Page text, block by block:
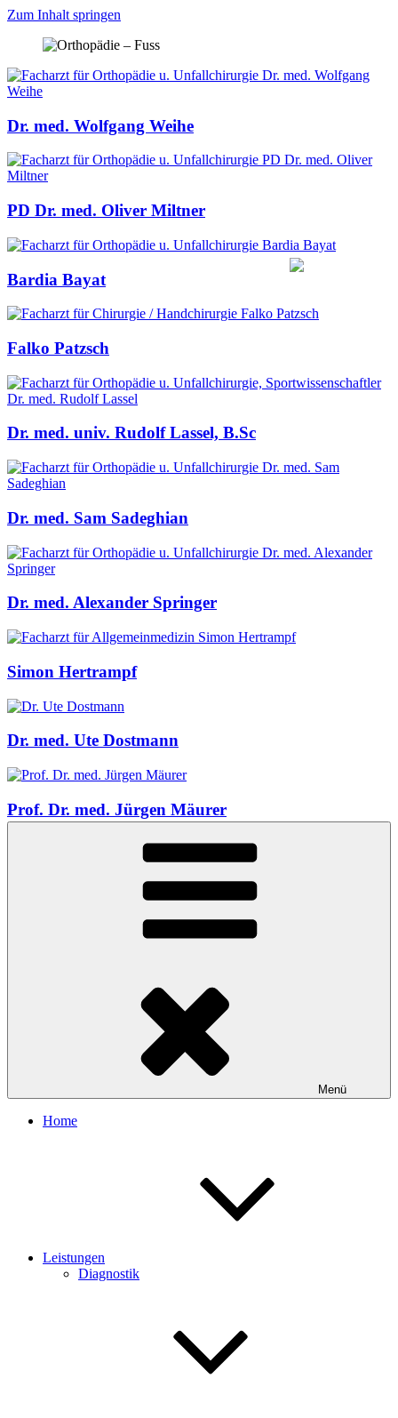
Zum Inhalt springen
Dr. med. Wolfgang Weihe
PD Dr. med. Oliver Miltner
Bardia Bayat
Falko Patzsch
Dr. med. univ. Rudolf Lassel, B.Sc
Dr. med. Sam Sadeghian
Dr. med. Alexander Springer
Simon Hertrampf
Dr. med. Ute Dostmann
Prof. Dr. med. Jürgen Mäurer
Menü
Home
Leistungen
Diagnostik